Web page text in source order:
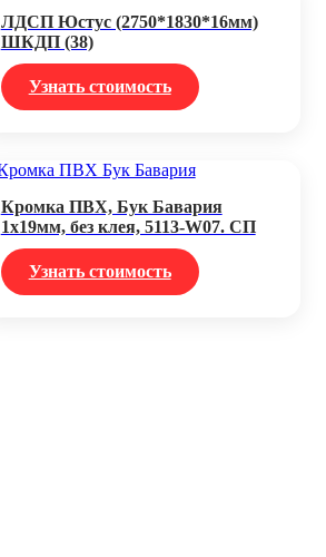
ЛДСП Юстус (2750*1830*16мм)
ШКДП (38)
Узнать стоимость
Кромка ПВХ, Бук Бавария
1х19мм, без клея, 5113-W07. СП
Узнать стоимость